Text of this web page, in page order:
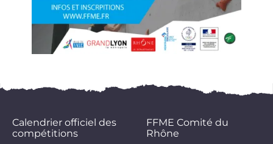
Calendrier officiel des
compétitions
FFME Comité du
Rhône